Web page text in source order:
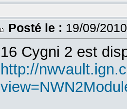
Posté le : 19/09/
16 Cygni 2 est
http://